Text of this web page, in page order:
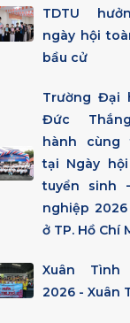
TDTU
ngày hội
bầu cử
Trường Đại
Đức
hành cùng
tại Ngày
tuyển sinh
nghiệp
ở TP. Hồ Chí
Xuân Tình
2026 - Xuân